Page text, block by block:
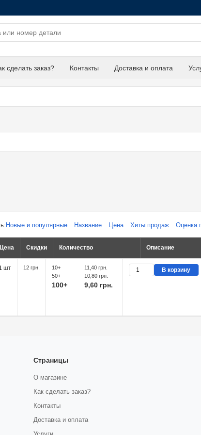
сделать заказ? Контакты Доставка и оплата
Новые и популярные Название Цена Хиты продаж Оценка
Цена Скидки Количество Описание
шт 12 грн. 10+
11,40 грн.
50+
10,80 грн.
100+ 9,60 грн.
В корзину
Страницы
О магазине
Как сделать заказ?
Контакты
Доставка и оплата